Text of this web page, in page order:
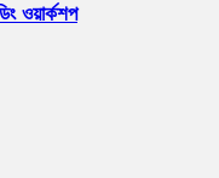
ওয়ার্কশপ